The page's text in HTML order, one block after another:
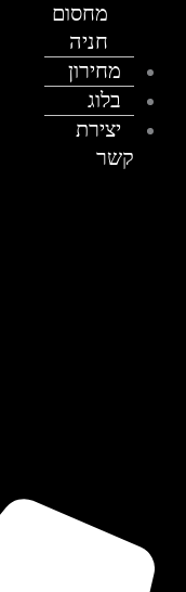
מחסום
מחירון
בלוג
יצירת